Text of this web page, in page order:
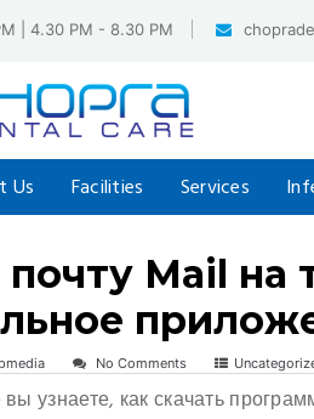
| 4.30 PM - 8.30 PM
Us Facilities Services
почту Mail на
No Comments
узнаете, как скачать